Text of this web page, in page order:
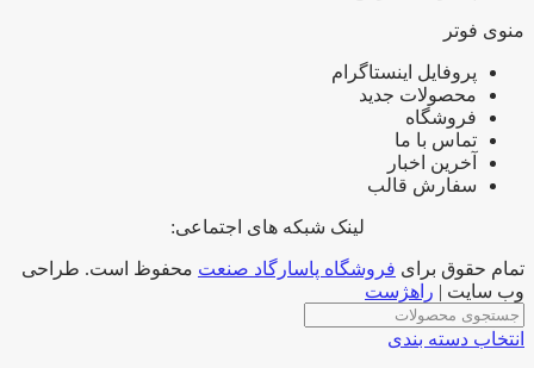
منوی فوتر
پروفایل اینستاگرام
محصولات جدید
فروشگاه
تماس با ما
آخرین اخبار
سفارش قالب
لینک شبکه های اجتماعی:
تمام حقوق برای فروشگاه پاسارگاد صنعت محفوظ است. طراحی
وب سایت | راهژست
انتخاب دسته بندی